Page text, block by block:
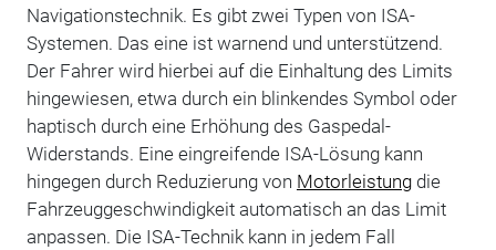
Navigationstechnik. Es gibt zwei Typen von ISA-
Systemen. Das eine ist warnend und unterstützend.
Der Fahrer wird hierbei auf die Einhaltung des Limits
hingewiesen, etwa durch ein blinkendes Symbol oder
haptisch durch eine Erhöhung des Gaspedal-
Widerstands. Eine eingreifende ISA-Lösung kann
hingegen durch Reduzierung von Motorleistungdie
Fahrzeuggeschwindigkeit automatisch an das Limit
anpassen. Die ISA-Technik kann in jedem Fall